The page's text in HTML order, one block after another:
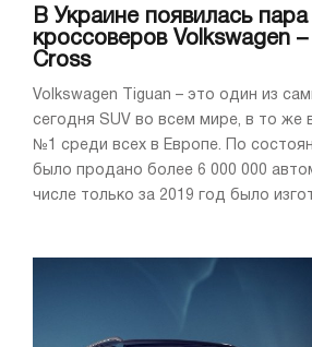
В Украине появилась
кроссоверов Volkswagen
Cross
Volkswagen Tiguan – это один из
сегодня SUV во всем мире, в то же
№1 среди всех в Европе. По
было продано более 6 000 000
числе только за 2019 год было